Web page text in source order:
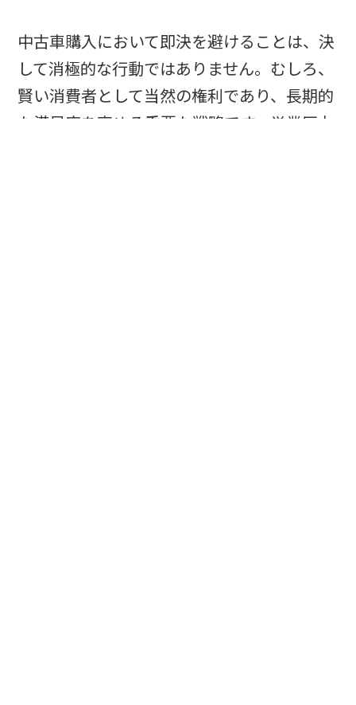
中古車購入において即決を避けることは、決
して消極的な行動ではありません。むしろ、
賢い消費者として当然の権利であり、長期的
な満足度を高める重要な戦略です。営業圧力